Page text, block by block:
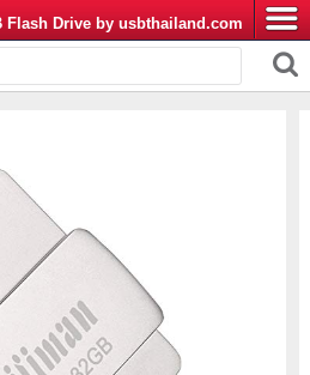
Flash Drive by usbthailand.com